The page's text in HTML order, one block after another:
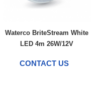
Waterco BriteStream White
LED 4m 26W/12V
CONTACT US